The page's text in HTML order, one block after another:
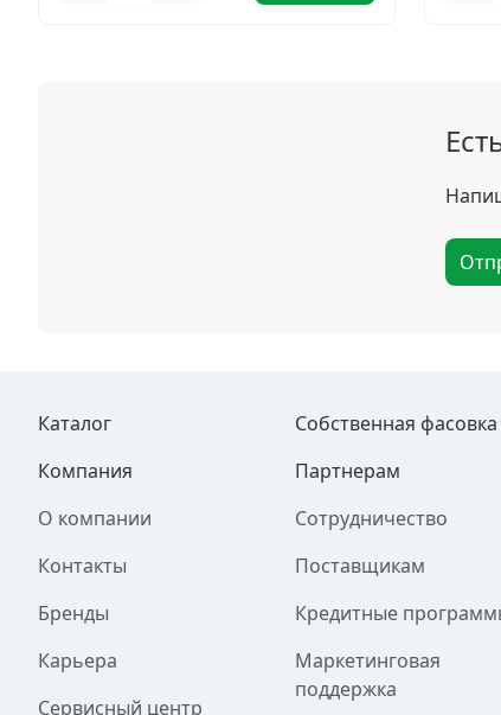
Каталог
Компания
О компании
Контакты
Бренды
Карьера
Сервисный центр
Собственная фасовка
Партнерам
Сотрудничество
Поставщикам
Кредитные
Маркетинговая
поддержка